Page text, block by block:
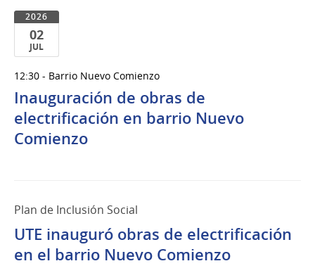
2026
02
JUL
de
Jul
del
2026
12:30 - Barrio Nuevo Comienzo
Inauguración de obras de
electrificación en barrio Nuevo
Comienzo
Plan de Inclusión Social
UTE inauguró obras de electrificación
en el barrio Nuevo Comienzo